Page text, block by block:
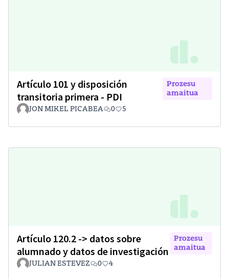
Artículo 101 y disposición
transitoria primera - PDI
Prozesu
amaitua
JON MIKEL PICABEA 0 5
Artículo 120.2 -> datos sobre
alumnado y datos de investigación
Prozesu
amaitua
JULIAN ESTEVEZ 0 4